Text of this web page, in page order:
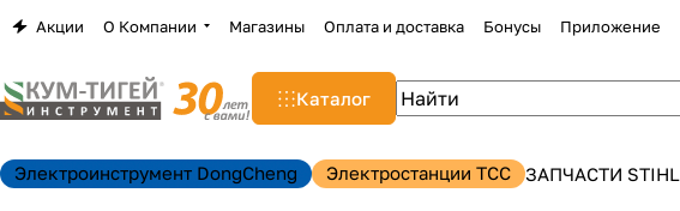
Акции О Компании Магазины Оплата и доставка Бонусы Приложение
Каталог
Электроинструмент DongCheng Электростанции TCC ЗАПЧАСТИ STIHL